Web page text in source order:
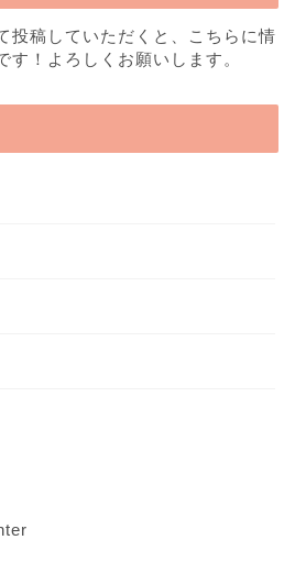
投稿していただくと、こちらに情
す！よろしくお願いします。